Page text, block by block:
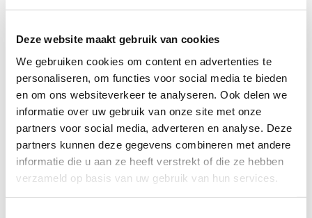
Deze website maakt gebruik van cookies
We gebruiken cookies om content en advertenties te
personaliseren, om functies voor social media te bieden
en om ons websiteverkeer te analyseren. Ook delen we
informatie over uw gebruik van onze site met onze
partners voor social media, adverteren en analyse. Deze
partners kunnen deze gegevens combineren met andere
informatie die u aan ze heeft verstrekt of die ze hebben
verzameld op basis van uw gebruik van hun services.